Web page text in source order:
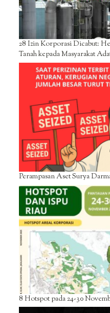
28 Izin Korporasi Dicabut:
Tanah kepada Masyarakat
Perampasan Aset Surya
8 Hotspot pada 24-30